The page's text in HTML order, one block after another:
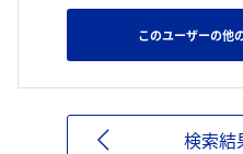
このユーザーの他
検索結